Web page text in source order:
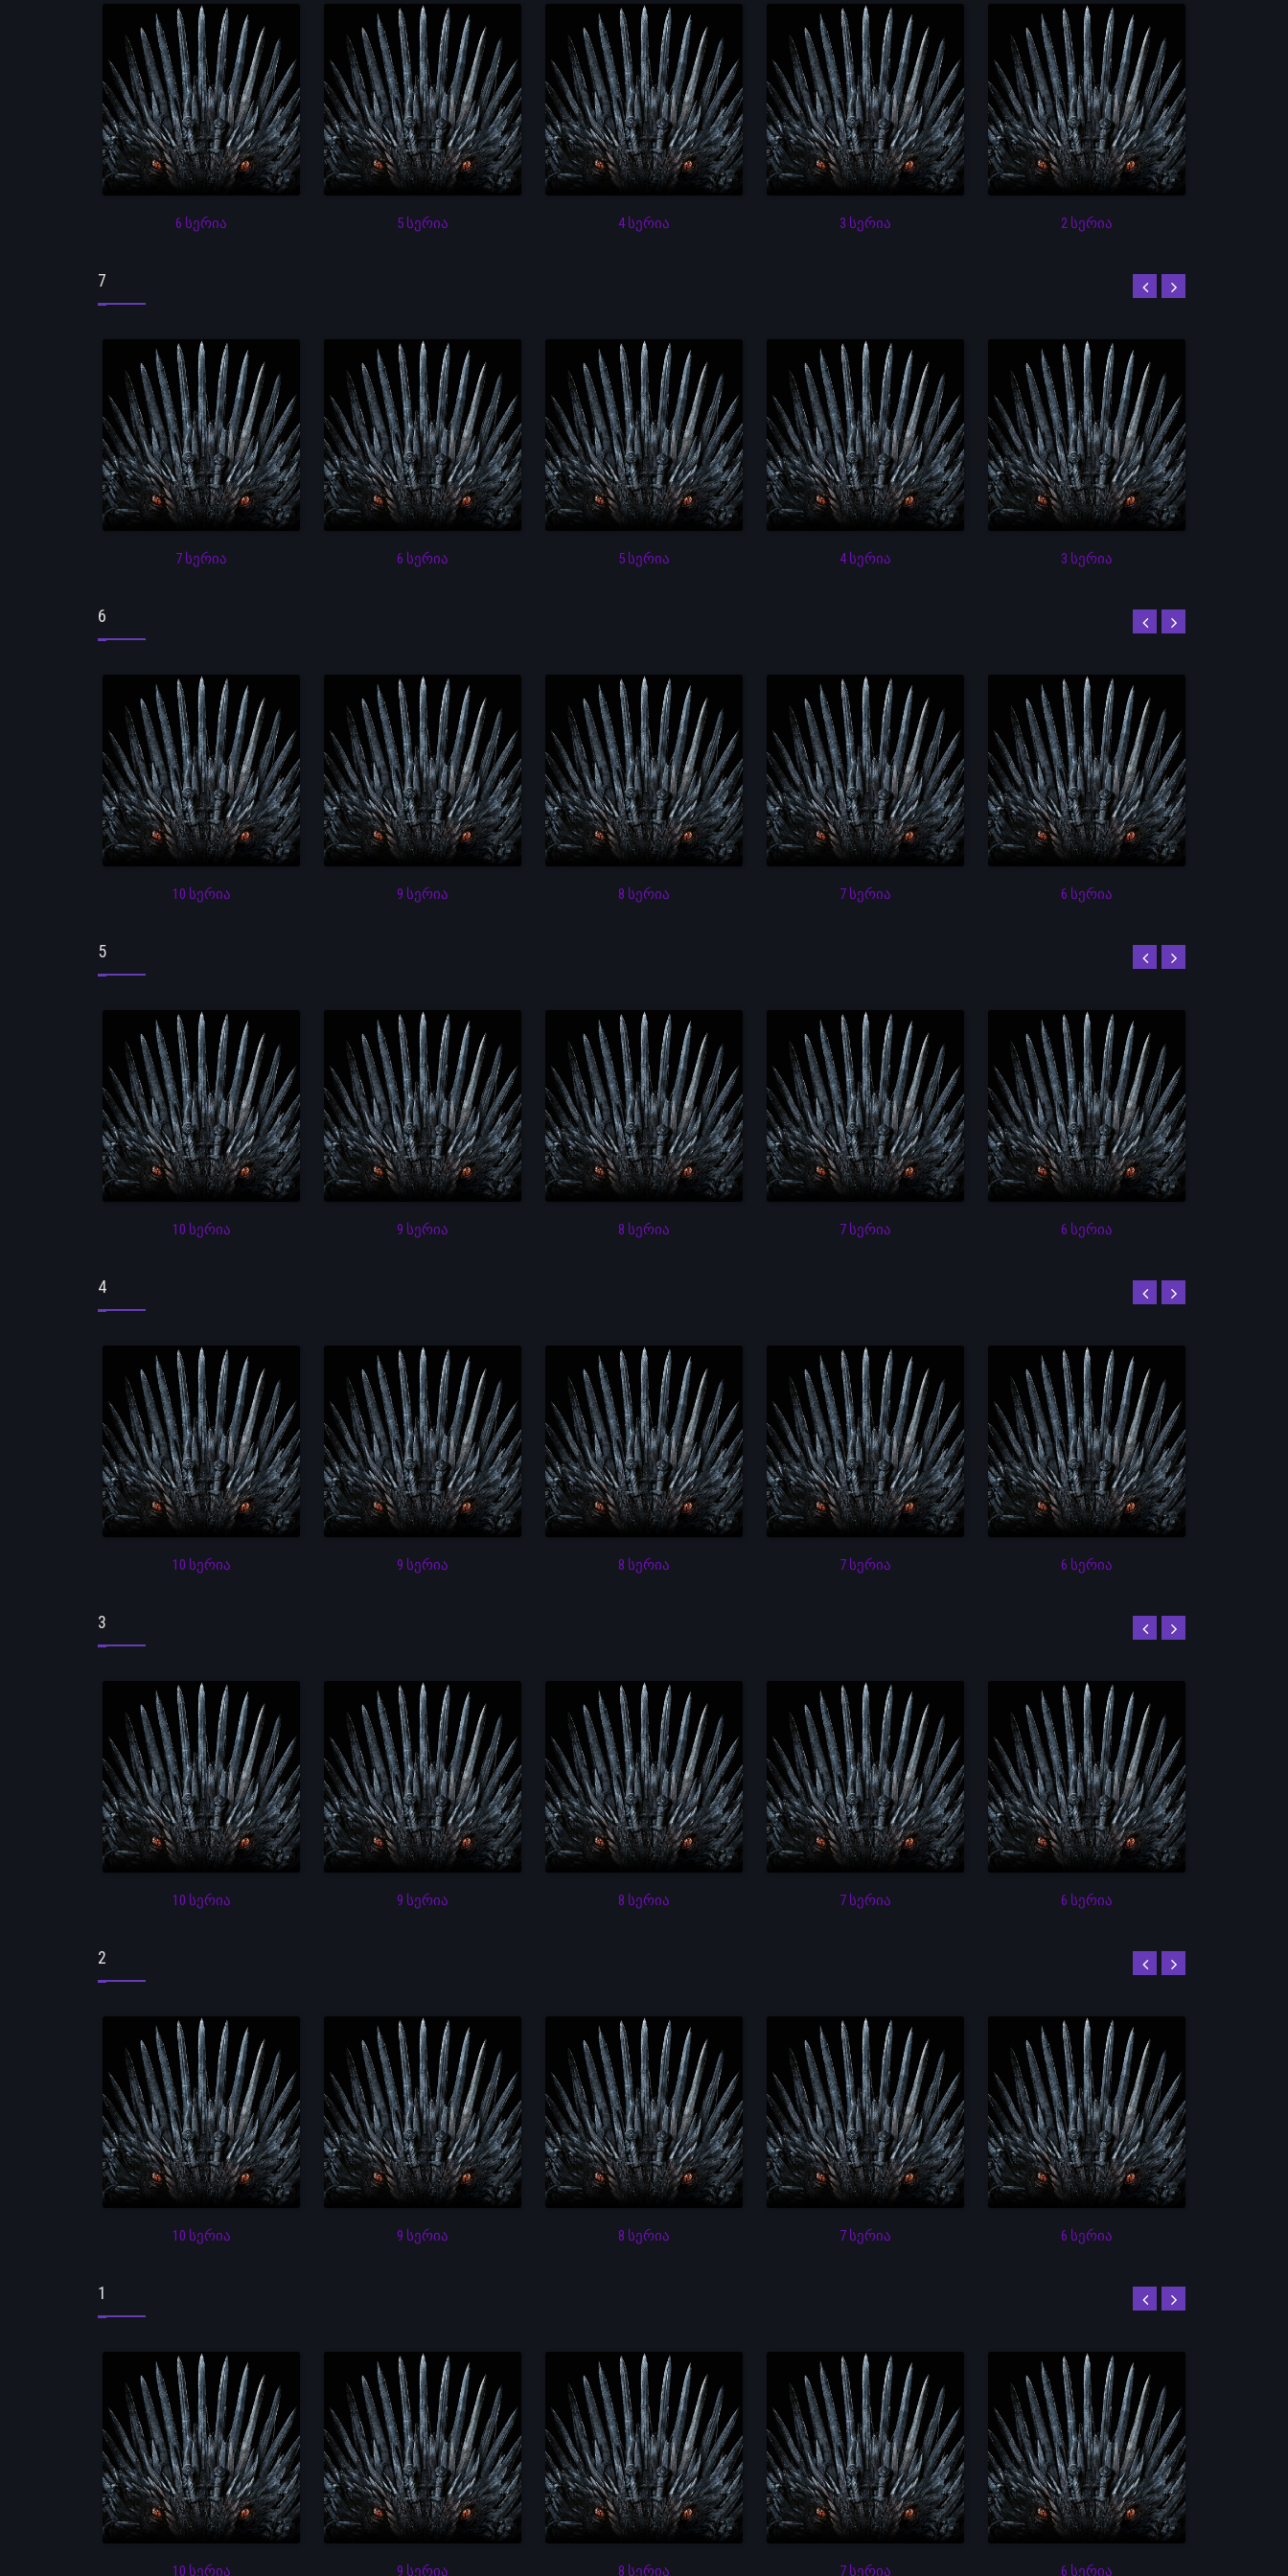
6 სერია 5 სერია 4 სერია 3 სერია 2 სერია
7
7 სერია 6 სერია 5 სერია 4 სერია 3 სერია
6
10 სერია 9 სერია 8 სერია 7 სერია 6 სერია
5
10 სერია 9 სერია 8 სერია 7 სერია 6 სერია
4
10 სერია 9 სერია 8 სერია 7 სერია 6 სერია
3
10 სერია 9 სერია 8 სერია 7 სერია 6 სერია
2
10 სერია 9 სერია 8 სერია 7 სერია 6 სერია
1
10 სერია 9 სერია 8 სერია 7 სერია 6 სერია